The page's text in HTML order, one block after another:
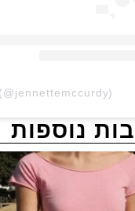
נוספות